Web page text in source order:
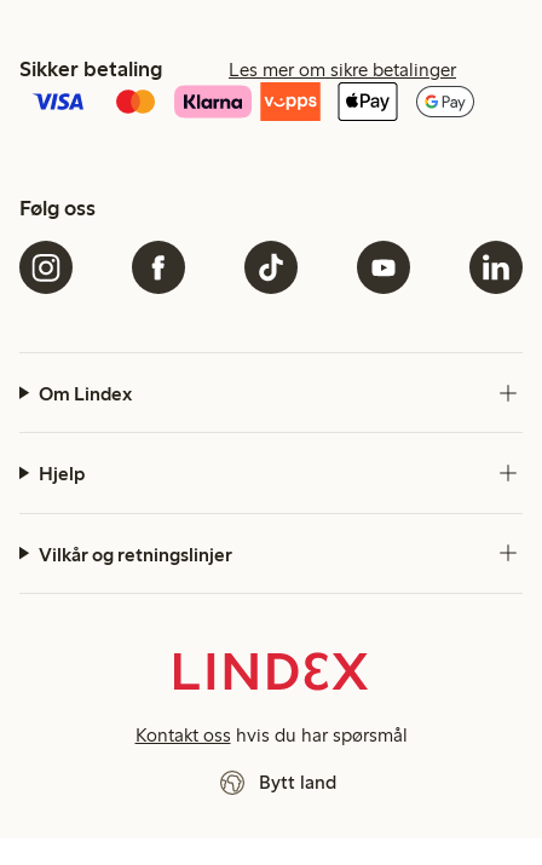
Sikker betaling Les mer om sikre betalinger
Følg oss
Om Lindex
Hjelp
Vilkår og retningslinjer
Kontakt oss hvis du har spørsmål
Bytt land